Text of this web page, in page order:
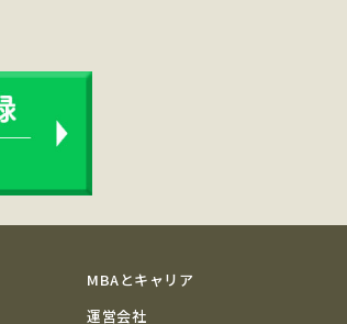
MBAとキャリア
運営会社